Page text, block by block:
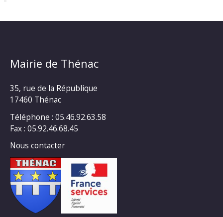
Mairie de Thénac
35, rue de la République
17460 Thénac
Téléphone : 05.46.92.63.58
Fax : 05.92.46.68.45
Nous contacter